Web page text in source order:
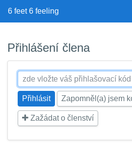
6 feet 6 feeling
Přihlášení člena
Zapomněl(a) jsem
Zažádat o členství